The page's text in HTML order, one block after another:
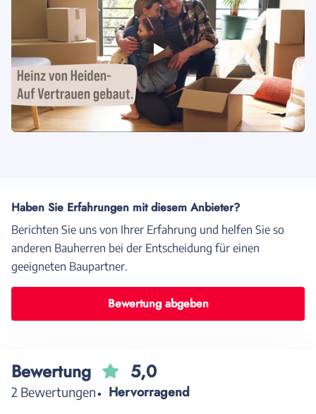
Haben Sie Erfahrungen mit diesem Anbieter?
Berichten Sie uns von Ihrer Erfahrung und helfen Sie so
anderen Bauherren bei der Entscheidung für einen
geeigneten Baupartner.
Bewertung abgeben
Bewertung 5,0
2 Bewertungen Hervorragend